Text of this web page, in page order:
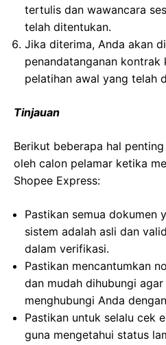
tertulis dan wawancara
telah ditentukan.
Jika diterima, Anda akan
penandatanganan
pelatihan awal yang telah
Tinjauan
Berikut beberapa hal
oleh calon pelamar ketika
Shopee Express:
Pastikan semua dokumen
sistem adalah asli dan
dalam verifikasi.
Pastikan mencantumkan
dan mudah dihubungi
menghubungi Anda
Pastikan untuk selalu cek
guna mengetahui status